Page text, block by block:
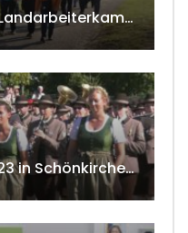
Wandertag der NÖ-Landarbeiterkammer in Hollabrunn 2024
Bezirksmusikfest 2023 in Schönkirchen-Reyersdorf